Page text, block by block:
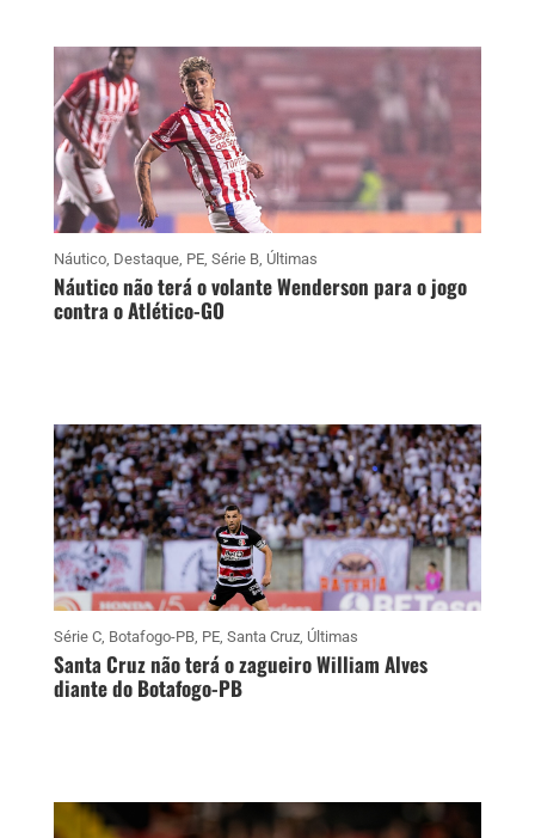
Náutico, Destaque, PE, Série B, Últimas
Náutico não terá o volante Wenderson para o jogo
contra o Atlético-GO
Série C, Botafogo-PB, PE, Santa Cruz, Últimas
Santa Cruz não terá o zagueiro William Alves
diante do Botafogo-PB